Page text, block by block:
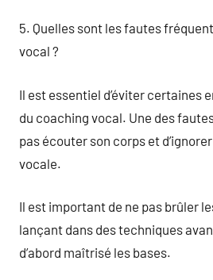
5. Quelles sont les fautes
vocal ?
Il est essentiel d’éviter certaines
du coaching vocal. Une des
pas écouter son corps et
vocale.
Il est important de ne pas brûler
lançant dans des techniques
d’abord maîtrisé les bases.